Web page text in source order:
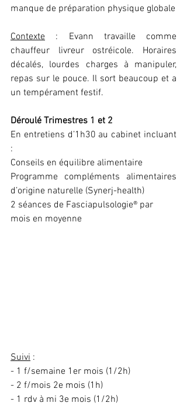
manque de préparation physique globale
Contexte : Evann travaille comme
chauffeur livreur ostréicole. Horaires
décalés, lourdes charges à manipuler,
repas sur le pouce. Il sort beaucoup et a
un tempérament festif.
Déroulé Trimestres 1 et 2
En entretiens d’1h30 au cabinet incluant
:
Conseils en équilibre alimentaire
Programme compléments alimentaires
d’origine naturelle (Synerj-health)
2 séances de Fasciapulsologie® par
mois en moyenne
Suivi :
- 1 f/semaine 1er mois (1/2h)
- 2 f/mois 2e mois (1h)
- 1 rdv à mi 3e mois (1/2h)